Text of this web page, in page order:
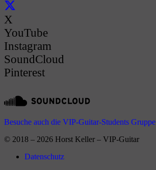
X
YouTube
Instagram
SoundCloud
Pinterest
Besuche auch die VIP-Guitar-Students Gruppe
© 2018 – 2026 Horst Keller – VIP-Guitar
Datenschutz